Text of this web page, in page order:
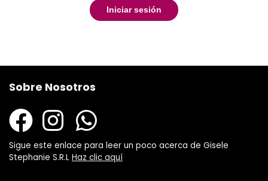
Iniciar sesión
Sobre Nosotros
Sigue este enlace para leer un poco acerca de Gisele
Stephanie S.R.L Haz clic aquí